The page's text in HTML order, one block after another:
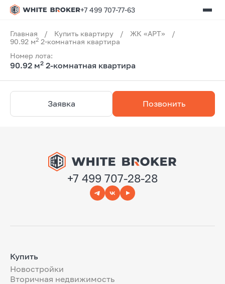
+7 499 707-77-63
Главная / Купить квартиру / ЖК «АРТ»
/
90.92 м2 2-комнатная квартира
Номер лота:
90.92 м2 2-комнатная квартира
Заявка Позвонить
+7 499 707-28-28
Купить
Новостройки
Вторичная недвижимость